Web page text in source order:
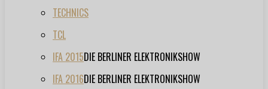
TECHNICS
TCL
IFA 2015DIE BERLINER ELEKTRONIKSHOW
IFA 2016DIE BERLINER ELEKTRONIKSHOW